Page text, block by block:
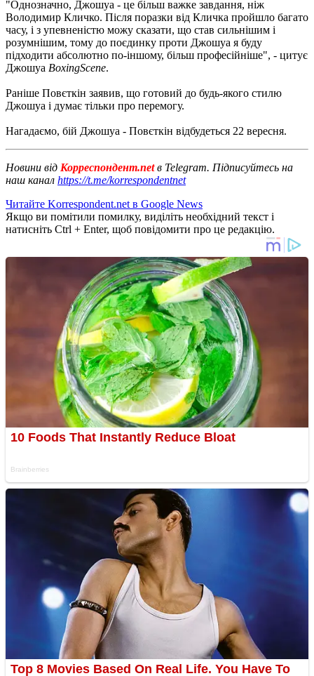
"Однозначно, Джошуа - це більш важке завдання, ніж
Володимир Кличко. Після поразки від Кличка пройшло багато
часу, і з упевненістю можу сказати, що став сильнішим і
розумнішим, тому до поєдинку проти Джошуа я буду
підходити абсолютно по-іншому, більш професійніше", - цитує
Джошуа BoxingScene.
Раніше Повєткін заявив, що готовий до будь-якого стилю
Джошуа і думає тільки про перемогу.
Нагадаємо, бій Джошуа - Повєткін відбудеться 22 вересня.
Новини від Корреспондент.netв Telegram. Підписуйтесь на
наш канал https://t.me/korrespondentnet
Читайте Korrespondent.net в Google News
Якщо ви помітили помилку, виділіть необхідний текст і
натисніть Ctrl + Enter, щоб повідомити про це редакцію.